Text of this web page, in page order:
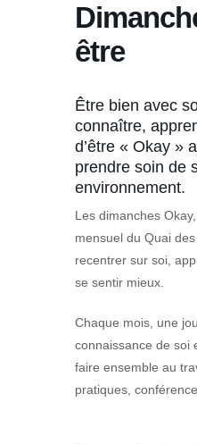
être
Être bien avec
connaître,
d’être « Okay »
prendre soin de
environnement.
Les dimanches
mensuel du Quai
recentrer sur soi,
se sentir mieux.
Chaque mois, une
connaissance de soi
faire ensemble au
pratiques,